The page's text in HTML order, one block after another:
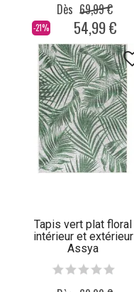
-21%
Dès 69,99 €
54,99 €
Tapis vert plat floral
intérieur et extérieur
Assya